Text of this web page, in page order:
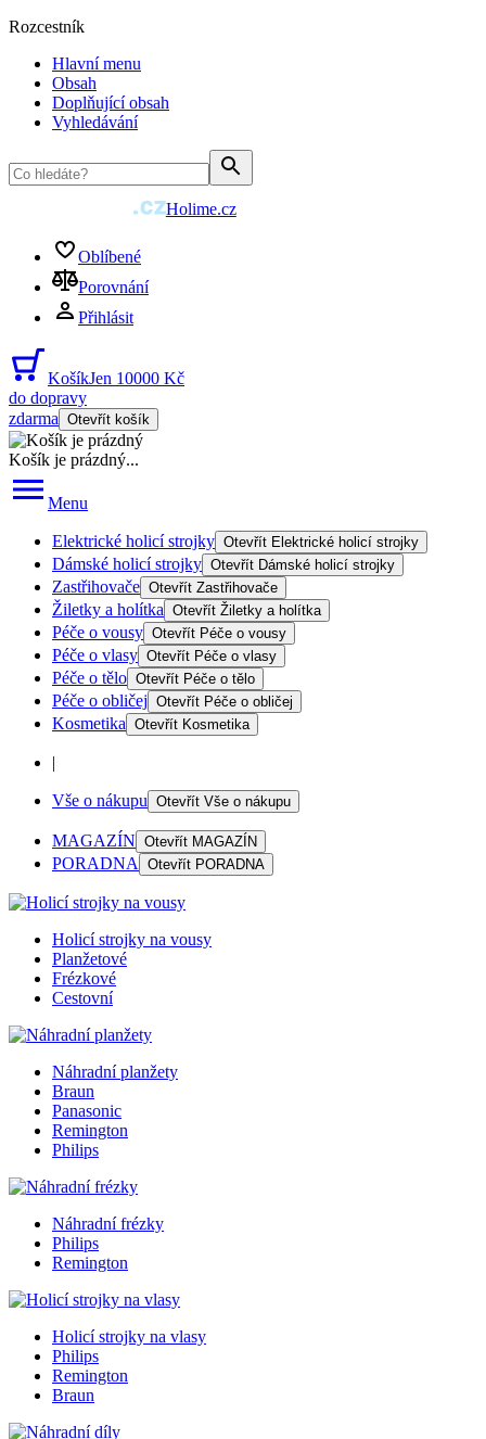
Rozcestník
Hlavní menu
Obsah
Doplňující obsah
Vyhledávání
Holime.cz
Oblíbené
Porovnání
Přihlásit
KošíkJen 10000 Kč
do dopravy
zdarma Otevřít košík
Košík je prázdný...
Menu
Elektrické holicí strojky Otevřít Elektrické holicí strojky
Dámské holicí strojky Otevřít Dámské holicí strojky
Zastřihovače Otevřít Zastřihovače
Žiletky a holítka Otevřít Žiletky a holítka
Péče o vousy Otevřít Péče o vousy
Péče o vlasy Otevřít Péče o vlasy
Péče o tělo Otevřít Péče o tělo
Péče o obličej Otevřít Péče o obličej
Kosmetika Otevřít Kosmetika
|
Vše o nákupu Otevřít Vše o nákupu
MAGAZÍN Otevřít MAGAZÍN
PORADNA Otevřít PORADNA
Holicí strojky na vousy
Planžetové
Frézkové
Cestovní
Náhradní planžety
Braun
Panasonic
Remington
Philips
Náhradní frézky
Philips
Remington
Holicí strojky na vlasy
Philips
Remington
Braun